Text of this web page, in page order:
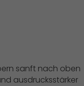
sanft nach oben
ausdrucksstärker